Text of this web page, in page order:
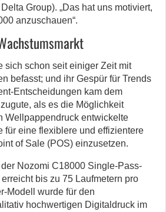
Group). „Das hat uns motiviert,
anzuschauen“.
sich schon seit einiger Zeit mit
befasst; und ihr Gespür für Trends
Entscheidungen kam dem
als es die Möglichkeit
Wellpappendruck entwickelte
für eine flexiblere und effizientere
of Sale (POS) einzusetzen.
Nozomi C18000 Single-Pass-
bis zu 75 Laufmetern pro
Modell wurde für den
hochwertigen Digitaldruck im